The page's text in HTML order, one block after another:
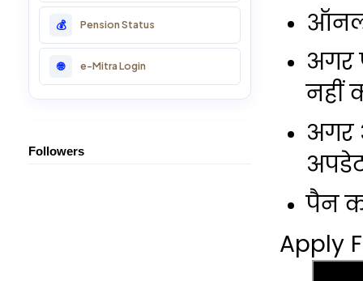
अगर
नहीं
अगर
पैन
Apply
💰 Pension Status
🌐 e-Mitra Login
Followers